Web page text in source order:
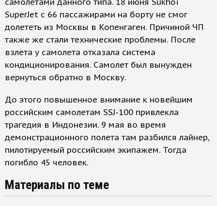
SuperJet с 66 пассажирами на борту не смог
долететь из Москвы в Копенгаген. Причиной ЧП
также же стали технические проблемы. После
взлета у самолета отказала система
кондиционирования. Самолет был вынужден
вернуться обратно в Москву.
До этого повышенное внимание к новейшим
российским самолетам SSJ-100 привлекла
трагедия в Индонезии. 9 мая во время
демонстрационного полета там разбился лайнер,
пилотируемый российским экипажем. Тогда
погибло 45 человек.
Материалы по теме